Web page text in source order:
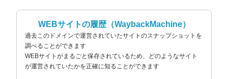
WEBサイトの履歴（WaybackMachine）
過去このドメインで運営されていたサイトのスナップショットを
調べることができます
WEBサイトがまるごと保存されているため、どのようなサイト
が運営されていたかを正確に知ることができます